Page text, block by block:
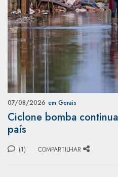
07/08/2026 em Gerais
Ciclone bomba
país
(1) COMPARTILHAR